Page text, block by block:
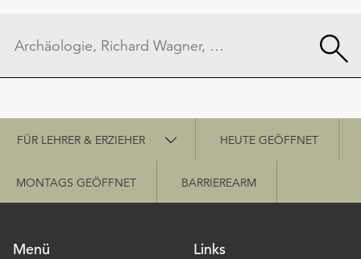
Schnellzugriff
FÜR LEHRER & ERZIEHER HEUTE GEÖFFNET
MONTAGS GEÖFFNET BARRIEREARM
Menü
Links